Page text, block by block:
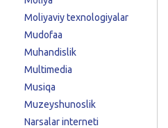
Moliyaviy texnologiyalar
Mudofaa
Muhandislik
Multimedia
Musiqa
Muzeyshunoslik
Narsalar interneti